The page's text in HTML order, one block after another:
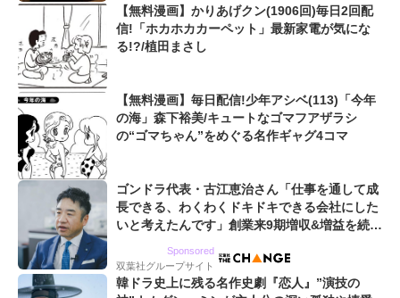
【無料漫画】かりあげクン(1906回)毎日2回配
信!「ホカホカカーペット」最新家電が気にな
る!?/植田まさし
【無料漫画】毎日配信!少年アシベ(113)「今年
の海」森下裕美/キュートなゴマフアザラシ
の“ゴマちゃん”をめぐる名作ギャグ4コマ
ゴンドラ代表・古江恵治さん「仕事を通して成
長できる、わくわくドキドキできる会社にした
いと考えたんです」創業来9期増収&増益を続け
Sponsored
双葉社グループサイト
韓ドラ史上に残る名作史劇『恋人』”演技の